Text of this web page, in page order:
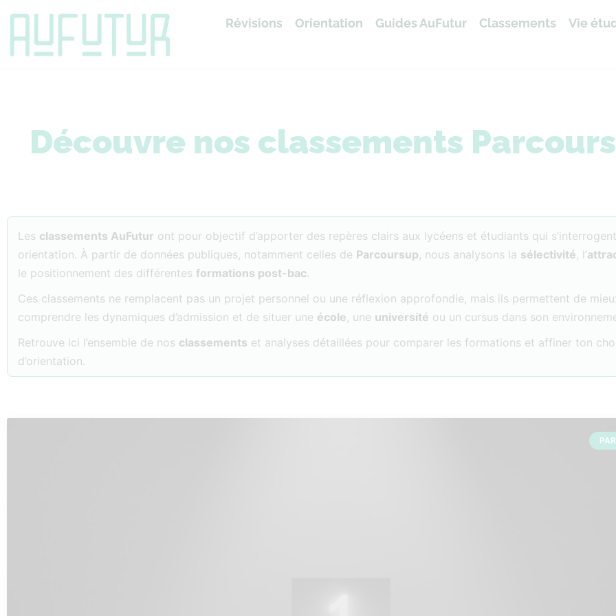
Révisions Orientation Guides AuFutur Classements Vie
Découvre nos classements
Les classements AuFutur ont pour objectif d’apporter des repères clairs aux lycéens et étudiants qui
orientation. À partir de données publiques, notamment celles de Parcoursup, nous analysons la sélectivité, l’
le positionnement des différentes formations post-bac.
Ces classements ne remplacent pas un projet personnel ou une réflexion approfondie, mais ils permettent de
comprendre les dynamiques d’admission et de situer une école, une université ou un cursus dans son
Retrouve ici l’ensemble de nos classements et analyses détaillées pour comparer les formations et affiner ton
d’orientation.